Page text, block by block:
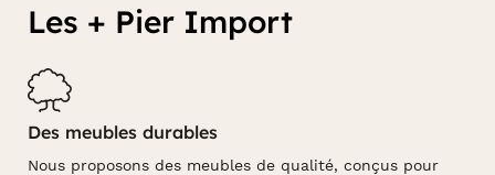
Les + Pier Import
Des meubles durables
Nous proposons des meubles de qualité, conçus pour